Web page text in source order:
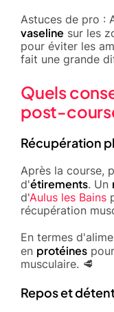
Astuces de pro :
vaseline sur les
pour éviter les
fait une grande
Quels
post-
Récupération
Après la course,
d'étirements. Un
d'Aulus les Bains
récupération
En termes
en protéines
musculaire. 🥩
Repos et